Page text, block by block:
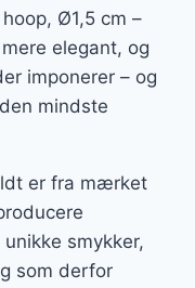
Ø1,5 cm –
elegant, og
imponerer – og
mindste
er fra mærket
smykker,
som derfor